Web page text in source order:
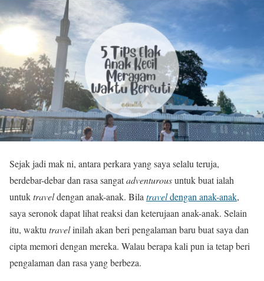
Sejak jadi mak ni, antara perkara yang saya selalu teruja,
berdebar-debar dan rasa sangatadventurousuntuk buat ialah
untuktraveldengan anak-anak. Bila traveldengan anak-anak,
saya seronok dapat lihat reaksi dan keterujaan anak-anak. Selain
itu, waktu travelinilah akan beri pengalaman baru buat saya dan
cipta memori dengan mereka. Walau berapa kali pun ia tetap beri
pengalaman dan rasa yang berbeza.